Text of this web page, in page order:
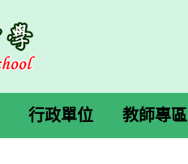
行政單位 教師專區